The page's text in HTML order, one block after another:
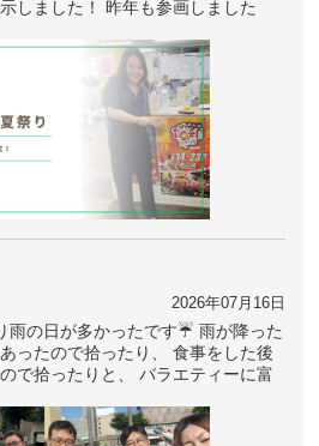
しました！ 昨年も参画しました
2026年07月16日
雨の日が多かったです☔ 雨が降った
ったので拾ったり、 食事をした後
で拾ったりと、 バラエティーに富